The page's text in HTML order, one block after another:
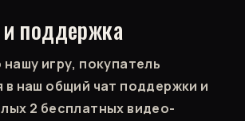
поддержка
игру, покупатель
в наш общий чат поддержки и
2 бесплатных видео-